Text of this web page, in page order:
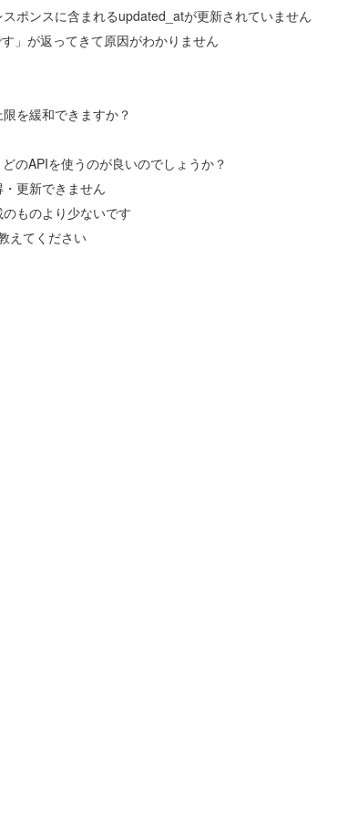
ポンスに含まれるupdated_atが更新されていません
」が返ってきて原因がわかりません
を緩和できますか？
のAPIを使うのが良いのでしょうか？
更新できません
ものより少ないです
えてください